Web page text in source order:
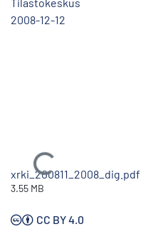
Tilastokeskus
2008-12-12
Ladataan...
xrki_200811_2008_dig.pdf
3.55 MB
CC BY 4.0